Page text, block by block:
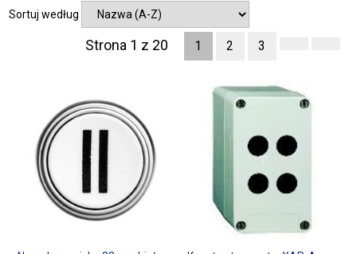
Sortuj według
Strona 1 z 20 1 2 3